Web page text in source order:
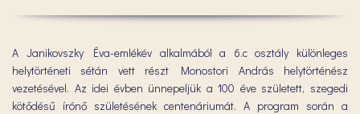
A Janikovszky Éva-emlékév alkalmából a 6.c osztály különleges
helytörténeti sétán vett részt Monostori András helytörténész
vezetésével. Az idei évben ünnepeljük a 100 éve született, szegedi
kötődésű írónő születésének centenáriumát. A program során a